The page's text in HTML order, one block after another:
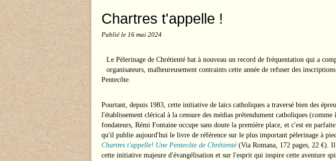
Chartres t'appelle !
Publié le 16 mai 2024
Le Pèlerinage de Chrétienté bat à nouveau un record de fréquentation qui a
organisateurs, malheureusement contraints cette année de refuser des
Pentecôte.
Pourtant, depuis 1983, cette initiative de laïcs catholiques a traversé bien des
l'établissement clérical à la censure des médias prétendument catholiques (comme
fondateurs, Rémi Fontaine occupe sans doute la première place, et c'est en parfaite
qu'il publie aujourd'hui le livre de référence sur le plus important pèlerinage à
Chartres t'appelle! Une Pentecôte de Chrétienté(Via Romana, 172 pages, 22 €).
cette initiative majeure d'évangélisation et sur l'esprit qui inspire cette aventure